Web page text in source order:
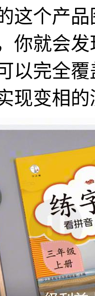
这个产
你就会
以完全
现变相